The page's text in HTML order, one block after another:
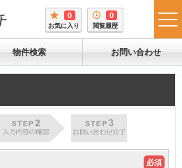
0
お気に入り
0
閲覧履歴
物件検索 お問い合わせ
必須